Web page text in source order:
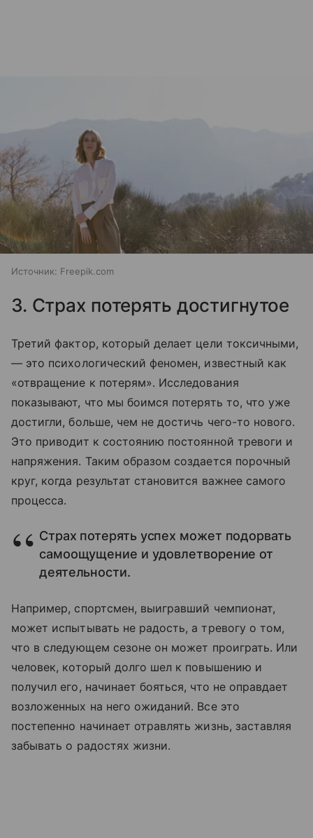
Источник: Freepik.com
3. Страх потерять достигнутое
Третий фактор, который делает цели токсичными,
— это психологический феномен, известный как
«отвращение к потерям». Исследования
показывают, что мы боимся потерять то, что уже
достигли, больше, чем не достичь чего-то нового.
Это приводит к состоянию постоянной тревоги и
напряжения. Таким образом создается порочный
круг, когда результат становится важнее самого
процесса.
Страх потерять успех может подорвать
самоощущение и удовлетворение от
деятельности.
Например, спортсмен, выигравший чемпионат,
может испытывать не радость, а тревогу о том,
что в следующем сезоне он может проиграть. Или
человек, который долго шел к повышению и
получил его, начинает бояться, что не оправдает
возложенных на него ожиданий. Все это
постепенно начинает отравлять жизнь, заставляя
забывать о радостях жизни.